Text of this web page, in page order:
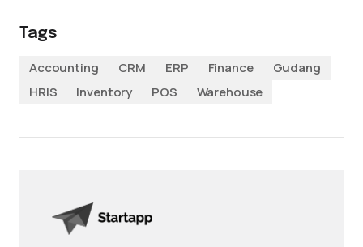
Tags
Accounting
CRM ERP Finance
Gudang
HRIS
Inventory POS Warehouse